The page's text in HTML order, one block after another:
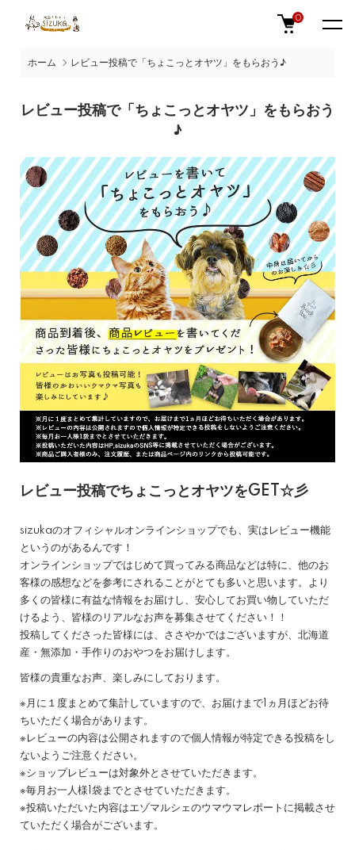
0
ホーム レビュー投稿で「ちょこっとオヤツ」をもらおう♪
レビュー投稿で「ちょこっとオヤツ」をもらおう
♪
レビュー投稿でちょこっとオヤツをGET☆彡
sizukaのオフィシャルオンラインショップでも、実はレビュー機能
というのがあるんです！
オンラインショップではじめて買ってみる商品などは特に、他のお
客様の感想などを参考にされることがとても多いと思います。より
多くの皆様に有益な情報をお届けし、安心してお買い物していただ
けるよう、皆様のリアルなお声を募集させてください！！
投稿してくださった皆様には、ささやかではございますが、北海道
産・無添加・手作りのおやつをお届けします。
皆様の貴重なお声、楽しみにしております。
※月に１度まとめて集計していますので、お届けまで1ヵ月ほどお待
ちいただく場合があります。
※レビューの内容は公開されますので個人情報が特定できる投稿をし
ないようご注意ください。
※ショップレビューは対象外とさせていただきます。
※毎月お一人様1袋までとさせていただきます。
※投稿いただいた内容はエゾマルシェのウマウマレポートに掲載させ
ていただく場合がございます。